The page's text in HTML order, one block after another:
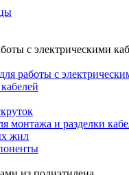
с электрическими
работы с
монтажа и разделки
жил